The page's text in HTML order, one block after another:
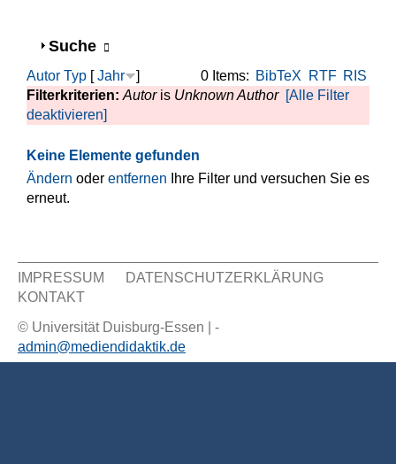
Anzeigen
Suche
0 Items: BibTeX RTF RIS
Autor Typ [Jahr
]
Filterkriterien: Autoris Unknown Author [Alle Filter
deaktivieren]
Keine Elemente gefunden
Ändern oder entfernen Ihre Filter und versuchen Sie es
erneut.
Sekundär Menü
IMPRESSUM
DATENSCHUTZERKLÄRUNG
KONTAKT
© Universität Duisburg-Essen | -
admin@mediendidaktik.de